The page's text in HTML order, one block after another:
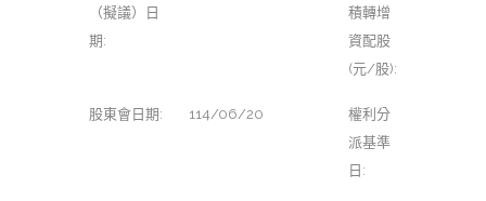
（擬議）日
期:
積轉增
資配股
(元/股):
股東會日期: 114/06/20
權利分
派基準
日: